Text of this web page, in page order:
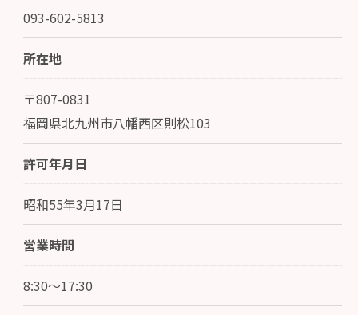
093-602-5813
所在地
〒807-0831
福岡県北九州市八幡西区則松103
許可年月日
昭和55年3月17日
営業時間
8:30～17:30